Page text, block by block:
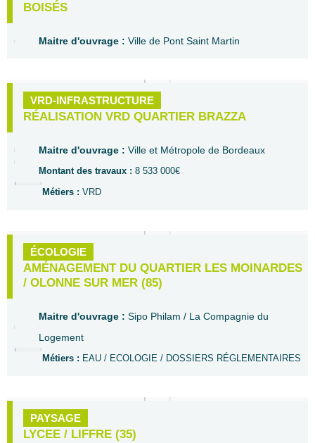
BOISÉS
Maitre d'ouvrage : Ville de Pont Saint Martin
VRD-INFRASTRUCTURE
RÉALISATION VRD QUARTIER BRAZZA
Maitre d'ouvrage : Ville et Métropole de Bordeaux
Montant des travaux : 8 533 000€
Métiers : VRD
ÉCOLOGIE
AMÉNAGEMENT DU QUARTIER LES MOINARDES
/ OLONNE SUR MER (85)
Maitre d'ouvrage : Sipo Philam / La Compagnie du
Logement
Métiers : EAU / ECOLOGIE / DOSSIERS RÉGLEMENTAIRES
PAYSAGE
LYCEE / LIFFRE (35)